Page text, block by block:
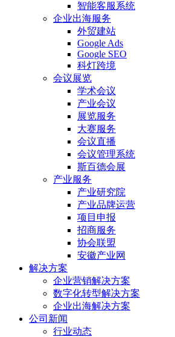
智能客服系统
企业出海服务
外贸建站
Google Ads
Google SEO
科灯跨境
会议展览
学术会议
产业会议
展览服务
大赛服务
会议直播
会议管理系统
斯百德会展
产业服务
产业研究院
产业品牌运营
项目申报
招商服务
协会联盟
安徽产业网
解决方案
企业营销解决方案
数字化转型解决方案
企业出海解决方案
公司新闻
行业动态